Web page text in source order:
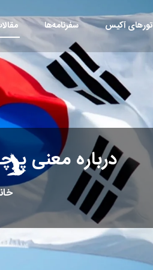
تورهای آکیس سفرنامه‌ها
درباره معنی